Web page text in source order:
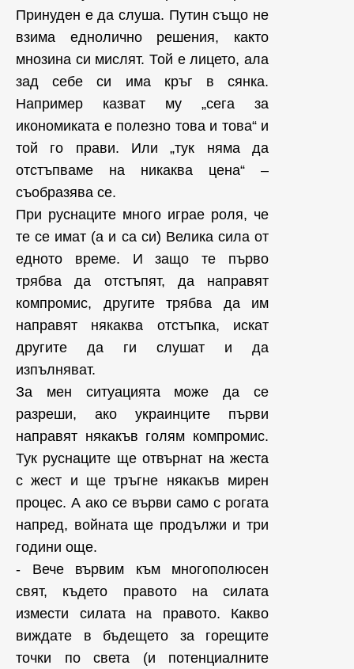
Принуден е да слуша. Путин също не
взима еднолично решения, както
мнозина си мислят. Той е лицето, ала
зад себе си има кръг в сянка.
Например казват му „сега за
икономиката е полезно това и това“ и
той го прави. Или „тук няма да
отстъпваме на никаква цена“ –
съобразява се.
При руснаците много играе роля, че
те се имат (а и са си) Велика сила от
едното време. И защо те първо
трябва да отстъпят, да направят
компромис, другите трябва да им
направят някаква отстъпка, искат
другите да ги слушат и да
изпълняват.
За мен ситуацията може да се
разреши, ако украинците първи
направят някакъв голям компромис.
Тук руснаците ще отвърнат на жеста
с жест и ще тръгне някакъв мирен
процес. А ако се върви само с рогата
напред, войната ще продължи и три
години още.
- Вече вървим към многополюсен
свят, където правото на силата
измести силата на правото. Какво
виждате в бъдещето за горещите
точки по света (и потенциалните